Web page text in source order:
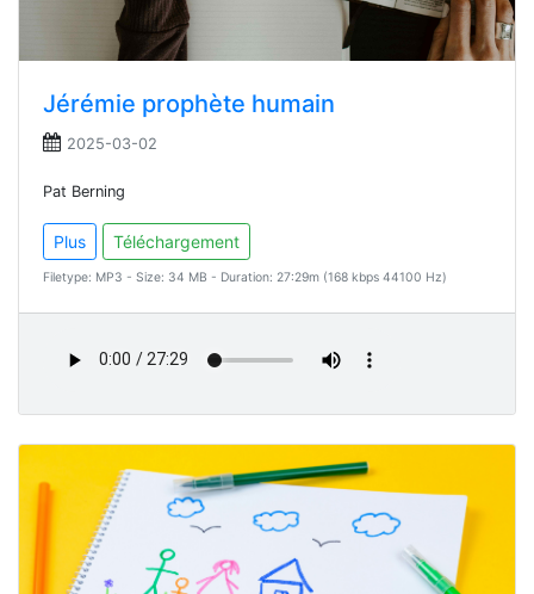
Jérémie prophète humain
2025-03-02
Pat Berning
Plus Téléchargement
Filetype: MP3 - Size: 34 MB - Duration: 27:29m (168 kbps 44100 Hz)